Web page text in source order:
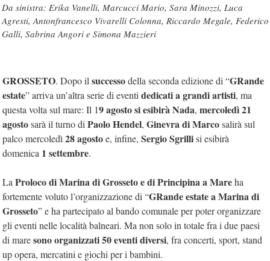
Da sinistra: Erika Vanelli, Marcucci Mario, Sara Minozzi, Luca
Agresti, Antonfrancesco Vivarelli Colonna, Riccardo Megale, Federico
Galli, Sabrina Angori e Simona Mazzieri
GROSSETO. Dopo il successodella seconda edizione di “GRande
estate” arriva un’altra serie di eventi dedicati a grandi artisti, ma
questa volta sul mare: Il 19 agosto si esibirà Nada, mercoledì 21
agostosarà il turno di Paolo Hendel, Ginevra di Marcosalirà sul
palco mercoledì 28 agostoe, infine, Sergio Sgrillisi esibirà
domenica 1 settembre.
La Proloco di Marina di Grosseto e di Principina a Mareha
fortemente voluto l’organizzazione di “GRande estate a Marina di
Grosseto” e ha partecipato al bando comunale per poter organizzare
gli eventi nelle località balneari. Ma non solo in totale fra i due paesi
di maresono organizzati 50 eventi diversi, fra concerti, sport, stand
up opera, mercatini e giochi per i bambini.